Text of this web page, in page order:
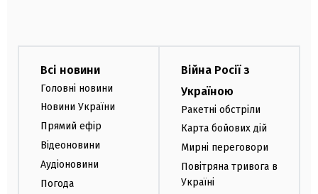
Всі новини
Головні новини
Новини України
Прямий ефір
Відеоновини
Аудіоновини
Погода
Війна Росії з
Україною
Ракетні обстріли
Карта бойових дій
Мирні переговори
Повітряна тривога в
Україні